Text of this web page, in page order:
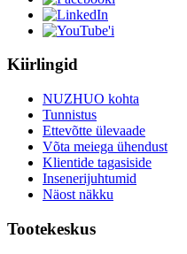
Kiirlingid
NUZHUO kohta
Tunnistus
Ettevõtte ülevaade
Võta meiega ühendust
Klientide tagasiside
Insenerijuhtumid
Näost näkku
Tootekeskus